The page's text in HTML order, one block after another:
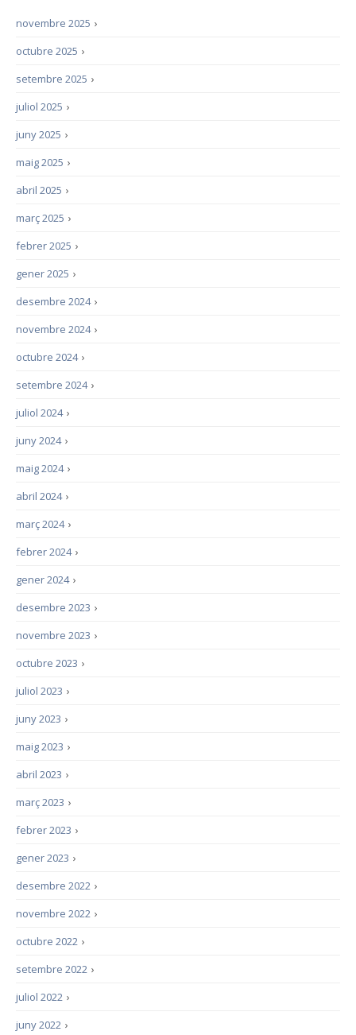
›
novembre 2025
›
octubre 2025
›
setembre 2025
›
juliol 2025
›
juny 2025
›
maig 2025
›
abril 2025
›
març 2025
›
febrer 2025
›
gener 2025
›
desembre 2024
›
novembre 2024
›
octubre 2024
›
setembre 2024
›
juliol 2024
›
juny 2024
›
maig 2024
›
abril 2024
›
març 2024
›
febrer 2024
›
gener 2024
›
desembre 2023
›
novembre 2023
›
octubre 2023
›
juliol 2023
›
juny 2023
›
maig 2023
›
abril 2023
›
març 2023
›
febrer 2023
›
gener 2023
›
desembre 2022
›
novembre 2022
›
octubre 2022
›
setembre 2022
›
juliol 2022
›
juny 2022